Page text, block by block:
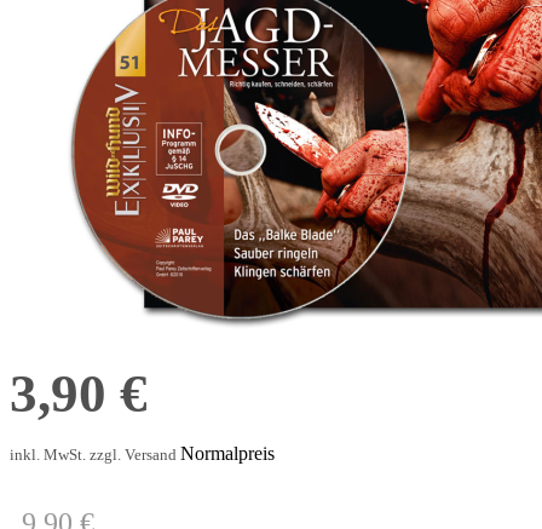
Zum Anfang der Bildergalerie springen
01010112E
WILD UND HUND
Exklusiv Nr. 51: Das
Jagdmesser + DVD
3,90 €
inkl. MwSt. zzgl. Versand Normalpreis
9,90 €